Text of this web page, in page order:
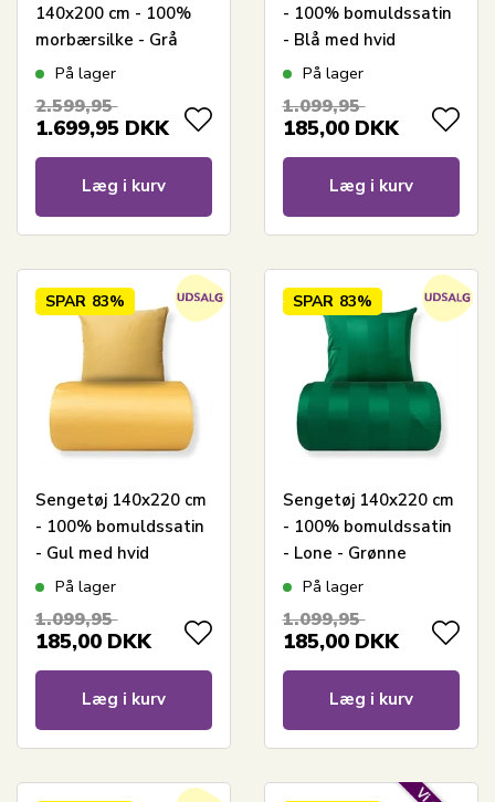
140x200 cm - 100%
morbærsilke - Grå
På lager
2.599,95
1.699,95 DKK
Læg i kurv
- 100% bomuldssatin
- Blå med hvid
pipingkant
På lager
1.099,95
185,00 DKK
Læg i kurv
SPAR 83%
Sengetøj 140x220 cm
- 100% bomuldssatin
- Gul med hvid
pipingkant
På lager
1.099,95
185,00 DKK
Læg i kurv
SPAR 83%
Sengetøj 140x220 cm
- 100% bomuldssatin
- Lone - Grønne
jacquardvævet striber
På lager
1.099,95
185,00 DKK
Læg i kurv